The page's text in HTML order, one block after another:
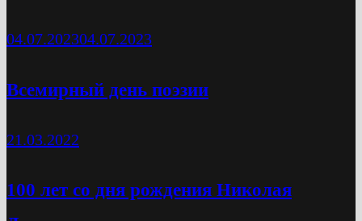
04.07.202304.07.2023
Всемирный день поэзии
21.03.2022
100 лет со дня рождения Николая